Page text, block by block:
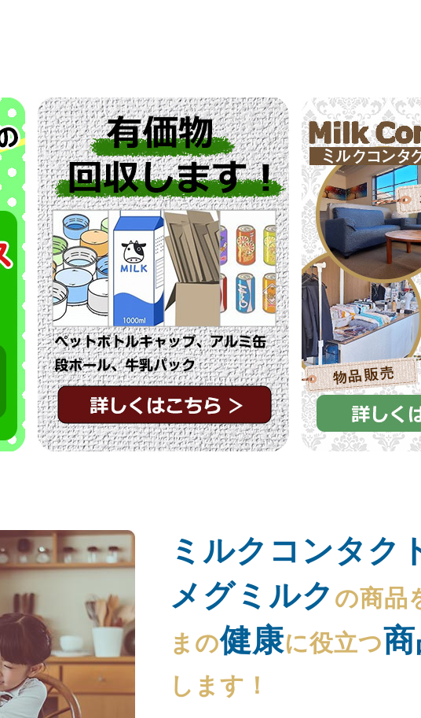
ミルクコンタク
メグミルク の商品
まの健康に役立つ
します！